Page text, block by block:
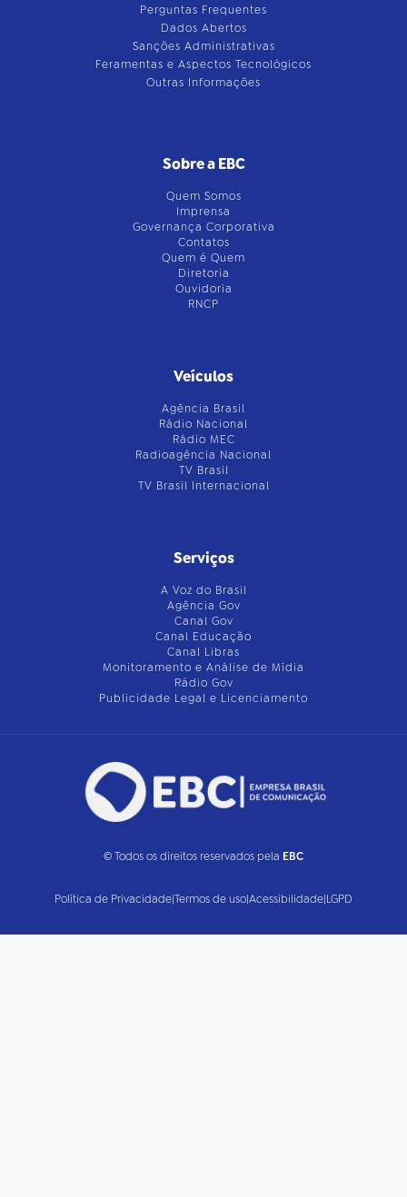
Perguntas Frequentes
Dados Abertos
Sanções Administrativas
Feramentas e Aspectos Tecnológicos
Outras Informações
Sobre a EBC
Quem Somos
Imprensa
Governança Corporativa
Contatos
Quem é Quem
Diretoria
Ouvidoria
RNCP
Veículos
Agência Brasil
Rádio Nacional
Rádio MEC
Radioagência Nacional
TV Brasil
TV Brasil Internacional
Serviços
A Voz do Brasil
Agência Gov
Canal Gov
Canal Educação
Canal Libras
Monitoramento e Análise de Mídia
Rádio Gov
Publicidade Legal e Licenciamento
© Todos os direitos reservados pela EBC
Política de Privacidade|Termos de uso|Acessibilidade|LGPD